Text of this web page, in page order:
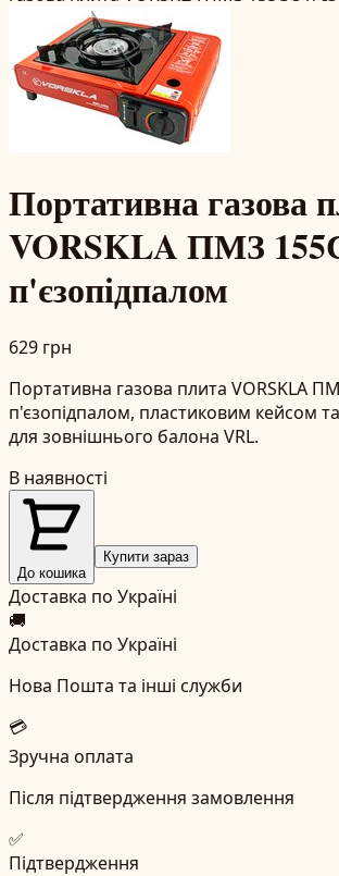
Портативна газова
VORSKLA ПМЗ
п'єзопідпалом
629 грн
Портативна газова плита VORSKLA
п'єзопідпалом, пластиковим кейсом
для зовнішнього балона VRL.
В наявності
До кошика
Купити зараз
Доставка по Україні
🚚
Доставка по Україні
Нова Пошта та інші служби
💳
Зручна оплата
Після підтвердження замовлення
✅
Підтвердження